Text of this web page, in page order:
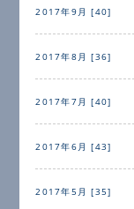
2017年9月 [40]
2017年8月 [36]
2017年7月 [40]
2017年6月 [43]
2017年5月 [35]